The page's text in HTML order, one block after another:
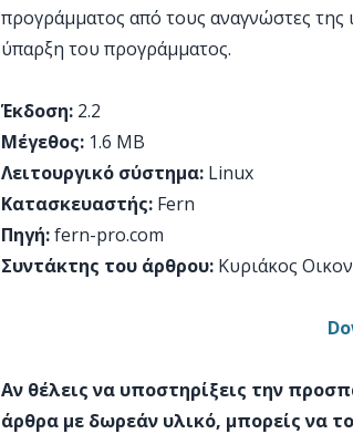
προγράμματος από τους αναγνώστες της
ύπαρξη του προγράμματος.
Έκδοση: 2.2
Μέγεθος: 1.6 MB
Λειτουργικό σύστημα: Linux
Κατασκευαστής: Fern
Πηγή:fern-pro.com
Συντάκτης του άρθρου: Κυριάκος
Αν θέλεις να υποστηρίξεις την
άρθρα με δωρεάν υλικό, μπορείς να